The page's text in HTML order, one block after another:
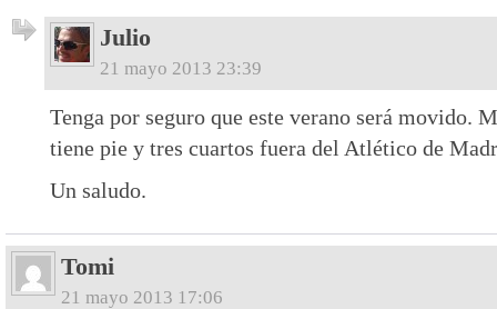
Julio
21 mayo 2013 23:39
Tenga por seguro que este verano será movido.
tiene pie y tres cuartos fuera del Atlético de
Un saludo.
Tomi
21 mayo 2013 17:06